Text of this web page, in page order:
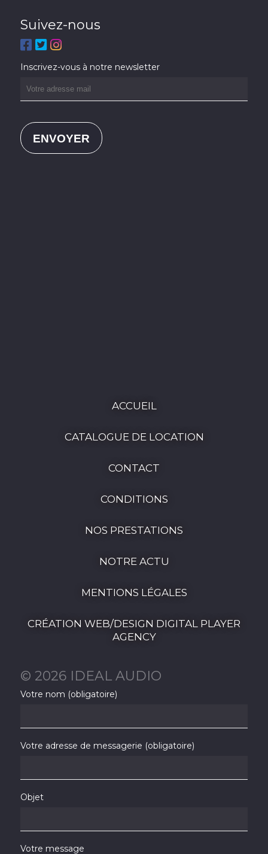
Suivez-nous
Inscrivez-vous à notre newsletter
ACCUEIL
CATALOGUE DE LOCATION
CONTACT
CONDITIONS
NOS PRESTATIONS
NOTRE ACTU
MENTIONS LÉGALES
CRÉATION WEB/DESIGN DIGITAL PLAYER
AGENCY
© 2026 IDEAL AUDIO
Votre nom (obligatoire)
Votre adresse de messagerie (obligatoire)
Objet
Votre message